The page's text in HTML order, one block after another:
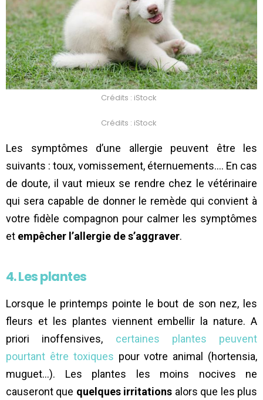
Crédits : iStock
Crédits : iStock
Les symptômes d’une allergie peuvent être les
suivants : toux, vomissement, éternuements…. En cas
de doute, il vaut mieux se rendre chez le vétérinaire
qui sera capable de donner le remède qui convient à
votre fidèle compagnon pour calmer les symptômes
et empêcher l’allergie de s’aggraver.
4. Les plantes
Lorsque le printemps pointe le bout de son nez, les
fleurs et les plantes viennent embellir la nature. A
priori inoffensives, certaines plantes peuvent
pourtant être toxiques pour votre animal (hortensia,
muguet…). Les plantes les moins nocives ne
causeront que quelques irritations alors que les plus